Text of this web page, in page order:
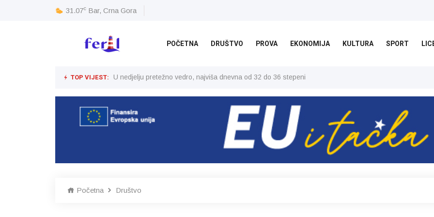
31.07c Bar, Crna Gora
POČETNA DRUŠTVO PROVA EKONOMIJA KULTURA SPORT
TOP VIJEST: U nedjelju pretežno vedro, najviša dnevna od 32 do 36 stepeni
Početna Društvo